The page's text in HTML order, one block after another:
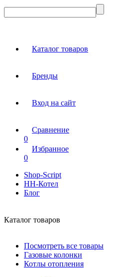
Каталог товаров
Бренды
Вход на сайт
Сравнение
0
Избранное
0
Shop-Script
НН-Котел
Блог
Каталог товаров
Посмотреть все товары
Газовые колонки
Котлы отопления